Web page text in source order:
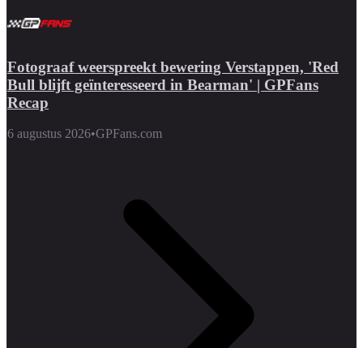
Fotograaf weerspreekt bewering Verstappen, 'Red
Bull blijft geïnteresseerd in Bearman' | GPFans
Recap
6 augustus 2026•GPFans.com